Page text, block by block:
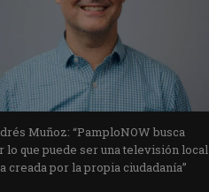
Muñoz: “PamploNOW busca
lo que puede ser una televisión local
creada por la propia ciudadanía”